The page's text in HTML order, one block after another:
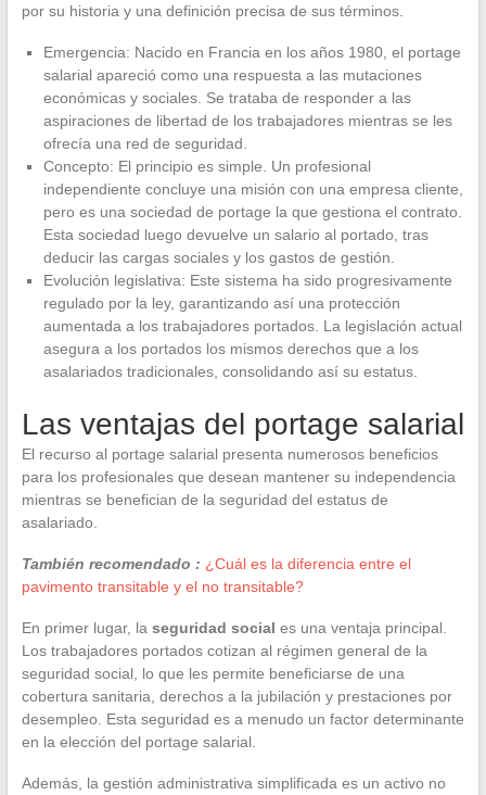
por su historia y una definición precisa de sus términos.
Emergencia: Nacido en Francia en los años 1980, el portage
salarial apareció como una respuesta a las mutaciones
económicas y sociales. Se trataba de responder a las
aspiraciones de libertad de los trabajadores mientras se les
ofrecía una red de seguridad.
Concepto: El principio es simple. Un profesional
independiente concluye una misión con una empresa cliente,
pero es una sociedad de portage la que gestiona el contrato.
Esta sociedad luego devuelve un salario al portado, tras
deducir las cargas sociales y los gastos de gestión.
Evolución legislativa: Este sistema ha sido progresivamente
regulado por la ley, garantizando así una protección
aumentada a los trabajadores portados. La legislación actual
asegura a los portados los mismos derechos que a los
asalariados tradicionales, consolidando así su estatus.
Las ventajas del portage salarial
El recurso al portage salarial presenta numerosos beneficios
para los profesionales que desean mantener su independencia
mientras se benefician de la seguridad del estatus de
asalariado.
También recomendado : ¿Cuál es la diferencia entre el
pavimento transitable y el no transitable?
En primer lugar, la seguridad social es una ventaja principal.
Los trabajadores portados cotizan al régimen general de la
seguridad social, lo que les permite beneficiarse de una
cobertura sanitaria, derechos a la jubilación y prestaciones por
desempleo. Esta seguridad es a menudo un factor determinante
en la elección del portage salarial.
Además, la gestión administrativa simplificada es un activo no